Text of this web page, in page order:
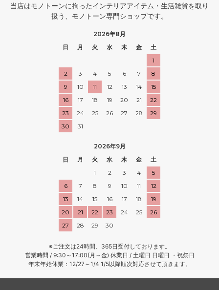
当店はモノトーンに拘ったインテリアアイテム・生活雑貨を取り
扱う、モノトーン専門ショップです。
2026年8月
日
月 火 水 木 金
土
1
2
3 4 5 6 7
8
9
10 11 12 13 14
15
16
17 18 19 20 21
22
23
24 25 26 27 28
29
30
31
2026年9月
日
月 火 水 木 金
土
1
2 3 4
5
6
7 8 9 10 11
12
13
14 15 16 17 18
19
20
21 22 23 24 25
26
27
28 29 30
※ご注文は24時間、365日受付しております。
営業時間 / 9:30～17:00(月～金) 休業日 / 土曜日 日曜日 ・祝祭日
年末年始休業：12/27～1/4 1/5以降順次対応させて頂きます。